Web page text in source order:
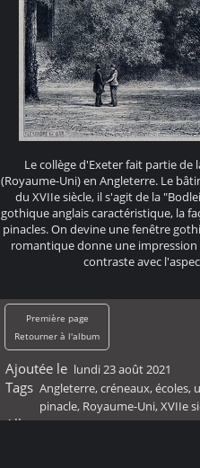
Le collège d'Exeter fait partie
(Royaume-Uni) en Angleterre. Le
du XVIIe siècle, il s'agit de la
gothique anglais caractéristique, la
pinacles. On devine une fenêtre
romantique donne une
contraste avec
Première page
Retourner à l'album
Ajoutée le lundi 23 août 2021
Tags Angleterre,créneaux,écoles,
pinacle, Royaume-Uni,XVIIe
Albums XVIIème siècle